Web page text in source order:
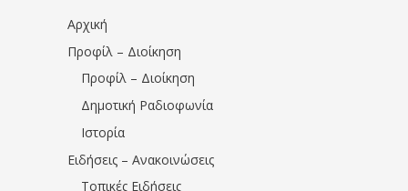
Αρχική
Προφίλ – Διοίκηση
Προφίλ – Διοίκηση
Δημοτική Ραδιοφωνία
Ιστορία
Ειδήσεις – Ανακοινώσεις
Τοπικές Ειδήσεις